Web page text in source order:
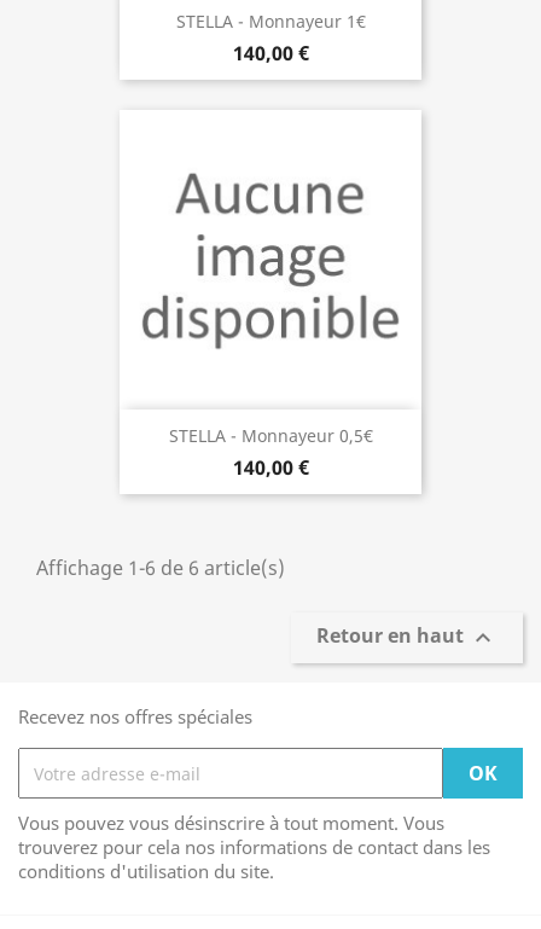
STELLA - Monnayeur 1€
140,00 €
STELLA - Monnayeur 0,5€
140,00 €
Affichage 1-6 de 6 article(s)
Retour en haut 
Recevez nos offres spéciales
Vous pouvez vous désinscrire à tout moment. Vous
trouverez pour cela nos informations de contact dans les
conditions d'utilisation du site.